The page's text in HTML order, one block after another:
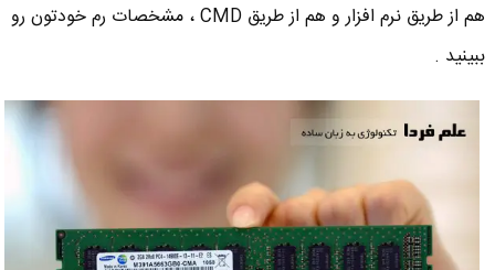
هم از طریق نرم افزار و هم از طریق CMD ، مشخصات رم خودتون رو
ببینید .